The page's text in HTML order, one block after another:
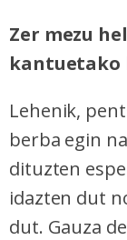
Zer mezu
kantuetako
Lehenik,
berba egin
dituzten
idazten dut
dut. Gauza